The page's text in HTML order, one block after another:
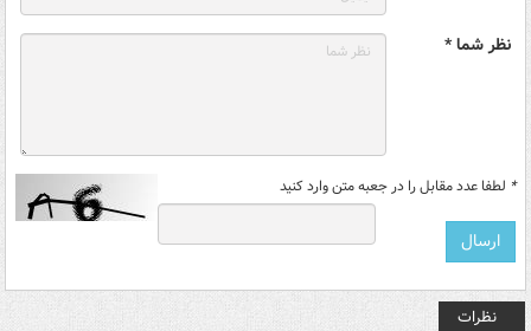
نظر شما *
* لطفا عدد مقابل را در جعبه متن وارد کنید
نظرات